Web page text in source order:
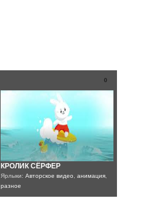
0
КРОЛИК СЁРФЕР
Ярлыки: Авторское видео анимация,
разное